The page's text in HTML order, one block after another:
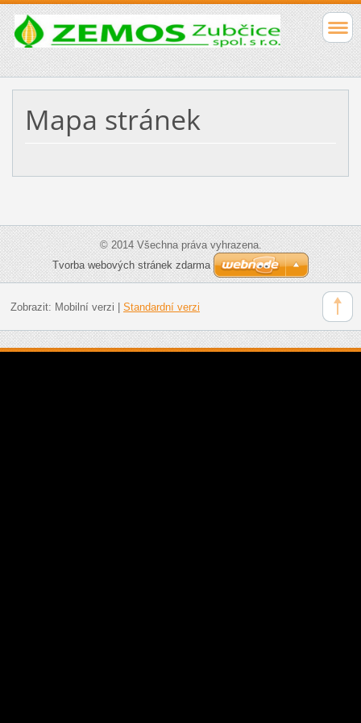
Mapa stránek
© 2014 Všechna práva vyhrazena.
Tvorba webových stránek zdarma
Zobrazit: Mobilní verzi Standardní verzi